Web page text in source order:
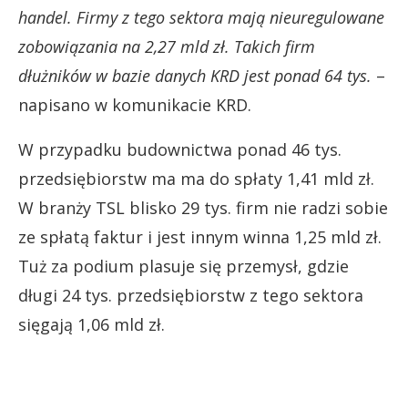
handel. Firmy z tego sektora mają nieuregulowane
zobowiązania na 2,27 mld zł. Takich firm
dłużników w bazie danych KRD jest ponad 64 tys. –
napisano w komunikacie KRD.
W przypadku budownictwa ponad 46 tys.
przedsiębiorstw ma ma do spłaty 1,41 mld zł.
W branży TSL blisko 29 tys. firm nie radzi sobie
ze spłatą faktur i jest innym winna 1,25 mld zł.
Tuż za podium plasuje się przemysł, gdzie
długi 24 tys. przedsiębiorstw z tego sektora
sięgają 1,06 mld zł.